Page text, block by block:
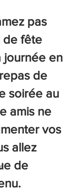
pas
de fête
journée en
de
soirée au
amis ne
vos
allez
de